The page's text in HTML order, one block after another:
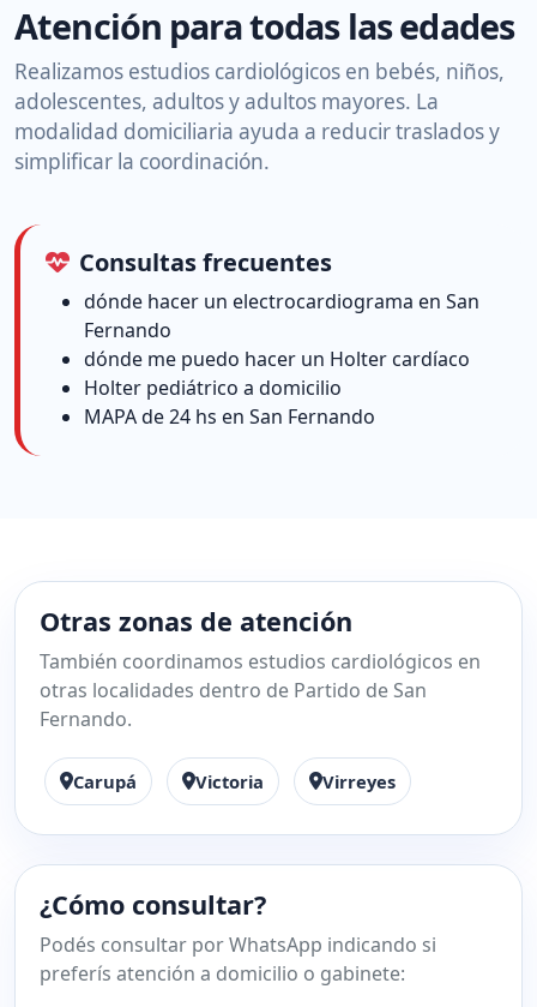
Atención para todas las edades
Realizamos estudios cardiológicos en bebés, niños,
adolescentes, adultos y adultos mayores. La
modalidad domiciliaria ayuda a reducir traslados y
simplificar la coordinación.
Consultas frecuentes
dónde hacer un electrocardiograma en San
Fernando
dónde me puedo hacer un Holter cardíaco
Holter pediátrico a domicilio
MAPA de 24 hs en San Fernando
Otras zonas de atención
También coordinamos estudios cardiológicos en
otras localidades dentro de Partido de San
Fernando.
Carupá Victoria Virreyes
¿Cómo consultar?
Podés consultar por WhatsApp indicando si
preferís atención a domicilio o gabinete: